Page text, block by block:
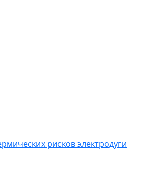
рисков электродуги